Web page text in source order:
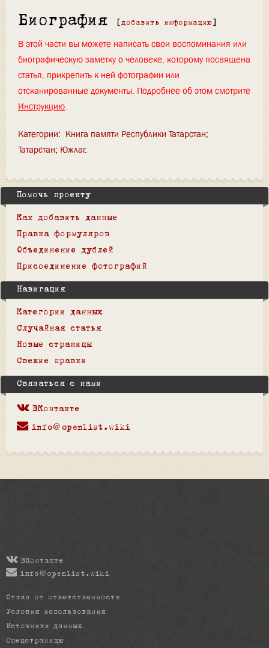
Биография [ добавить информацию ]
В этой части вы можете написать свои воспоминания или
биографическую заметку о человеке, которому посвящена
статья, прикрепить к ней фотографии или
отсканированные документы. Подробнее об этом смотрите
Инструкцию.
Категории: Книга памяти Республики Татарстан
Татарстан Южлаг
Помочь проекту
Как добавить данные
Правка формуляров
Объединение дублей
Присоединение фотографий
Навигация
Категории данных
Случайная статья
Новые страницы
Свежие правки
Связаться с нами
ВКонтакте
info@openlist.wiki
ВКонтакте
info@openlist.wiki
Отказ от ответственности
Условия использования
Источники данных
Спецстраницы